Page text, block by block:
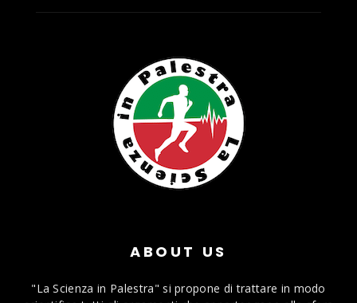
ABOUT US
"La Scienza in Palestra" si propone di trattare in modo